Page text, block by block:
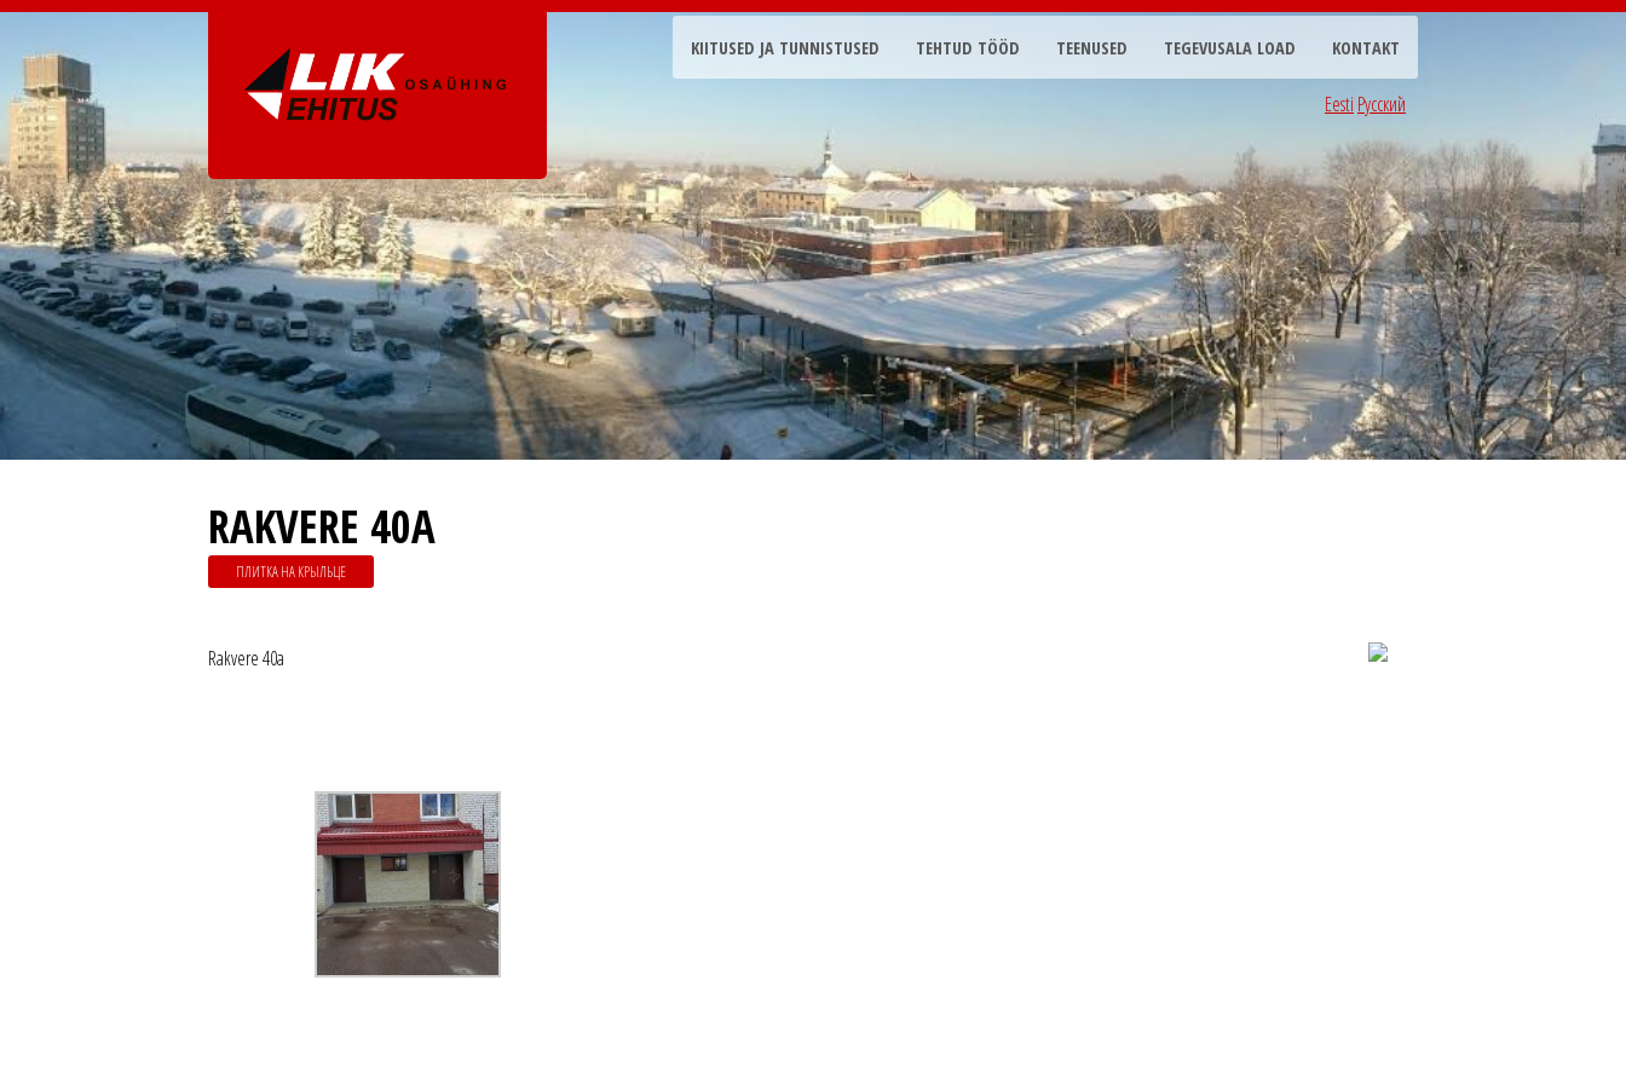
Eesti Русский
KIITUSED JA TUNNISTUSED TEHTUD TÖÖD TEENUSED TEGEVUSALA LOAD KONTAKT
RAKVERE 40A
ПЛИТКА НА КРЫЛЬЦЕ
Rakvere 40a